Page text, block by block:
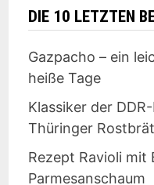
DIE 10 LETZTEN
Gazpacho – ein
heiße Tage
Klassiker der
Thüringer
Rezept Ravioli mit
Parmesanschaum